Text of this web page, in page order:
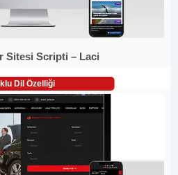
Sitesi Scripti – Laci
Dil Özelliği